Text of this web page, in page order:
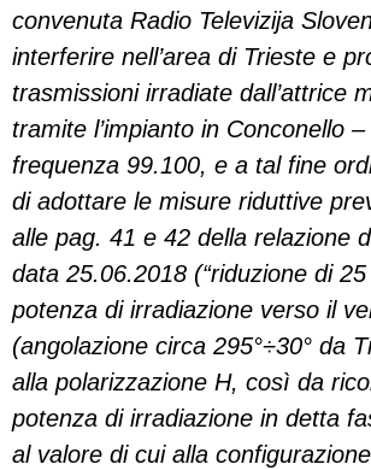
convenuta Radio Televizija
interferire nell’area di Trieste e
trasmissioni irradiate dall’attrice
tramite l’impianto in Conconello
frequenza 99.100, e a tal fine
di adottare le misure riduttive
alle pag. 41 e 42 della relazione
data 25.06.2018 (“riduzione di
potenza di irradiazione verso il
(angolazione circa 295°÷30° da
alla polarizzazione H, così da
potenza di irradiazione in detta
al valore di cui alla